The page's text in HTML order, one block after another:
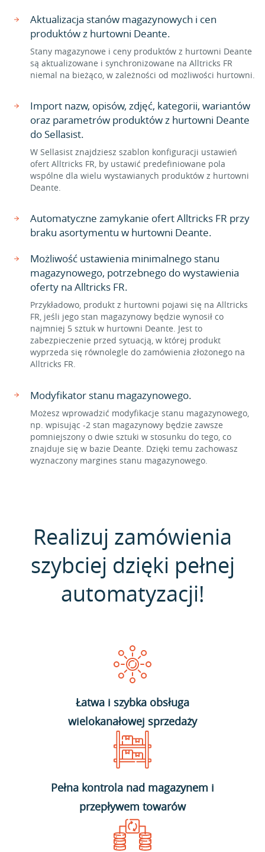
Aktualizacja stanów magazynowych i cen
produktów z hurtowni Deante.
Stany magazynowe i ceny produktów z hurtowni Deante
są aktualizowane i synchronizowane na Alltricks FR
niemal na bieżąco, w zależności od możliwości hurtowni.
Import nazw, opisów, zdjęć, kategorii, wariantów
oraz parametrów produktów z hurtowni Deante
do Sellasist.
W Sellasist znajdziesz szablon konfiguracji ustawień
ofert Alltricks FR, by ustawić predefiniowane pola
wspólne dla wielu wystawianych produktów z hurtowni
Deante.
Automatyczne zamykanie ofert Alltricks FR przy
braku asortymentu w hurtowni Deante.
Możliwość ustawienia minimalnego stanu
magazynowego, potrzebnego do wystawienia
oferty na Alltricks FR.
Przykładowo, produkt z hurtowni pojawi się na Alltricks
FR, jeśli jego stan magazynowy będzie wynosił co
najmniej 5 sztuk w hurtowni Deante. Jest to
zabezpieczenie przed sytuacją, w której produkt
wyprzeda się równolegle do zamówienia złożonego na
Alltricks FR.
Modyfikator stanu magazynowego.
Możesz wprowadzić modyfikacje stanu magazynowego,
np. wpisując -2 stan magazynowy będzie zawsze
pomniejszony o dwie sztuki w stosunku do tego, co
znajduje się w bazie Deante. Dzięki temu zachowasz
wyznaczony margines stanu magazynowego.
Realizuj zamówienia
szybciej dzięki pełnej
automatyzacji!
Łatwa i szybka obsługa
wielokanałowej sprzedaży
Pełna kontrola nad magazynem i
przepływem towarów